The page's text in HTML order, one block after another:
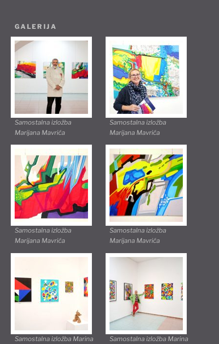
GALERIJA
Samostalna izložba
Marijana Mavrića
Samostalna izložba
Marijana Mavrića
Samostalna izložba
Marijana Mavrića
Samostalna izložba
Marijana Mavrića
Samostalna izložba Marina
Samostalna izložba Marina